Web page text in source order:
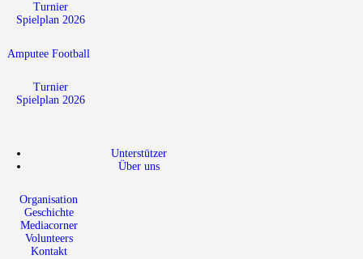
Turnier
Spielplan 2026
Amputee Football
Turnier
Spielplan 2026
Unterstützer
Über uns
Organisation
Geschichte
Mediacorner
Volunteers
Kontakt